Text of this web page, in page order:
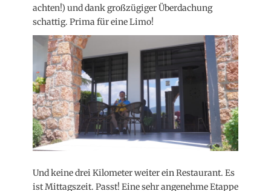
achten!) und dank großzügiger Überdachung
schattig. Prima für eine Limo!
Und keine drei Kilometer weiter ein Restaurant. Es
ist Mittagszeit. Passt! Eine sehr angenehme Etappe